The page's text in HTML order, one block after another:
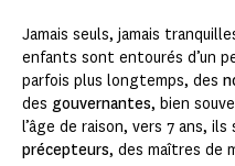
Jamais seuls, jamais
enfants sont entourés d’un
parfois plus longtemps, des
des gouvernantes, bien
l’âge de raison, vers 7 ans,
précepteurs, des maîtres de